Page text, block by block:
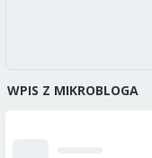
WPIS Z MIKROBLOGA